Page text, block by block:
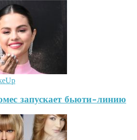
запускает бьюти-линию